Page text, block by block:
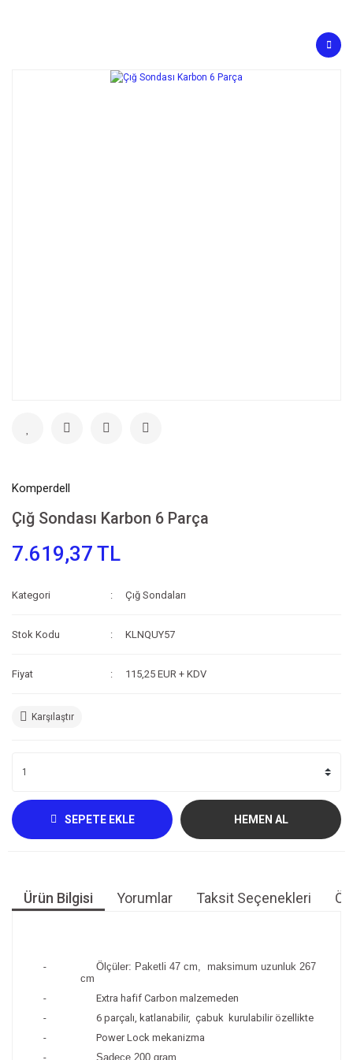
Komperdell
Çığ Sondası Karbon 6 Parça
7.619,37 TL
Kategori Çığ Sondaları
Stok Kodu KLNQUY57
Fiyat 115,25 EUR + KDV
Karşılaştır
SEPETE EKLE HEMEN AL
Ürün Bilgisi Yorumlar Taksit Seçenekleri
- Ölçüler: Paketli 47 cm, maksimum uzunluk 267
cm
-
Extra hafif Carbon malzemeden
-
6 parçalı, katlanabilir, çabuk kurulabilir özellikte
-
Power Lock mekanizma
-
Sadece 200 gram